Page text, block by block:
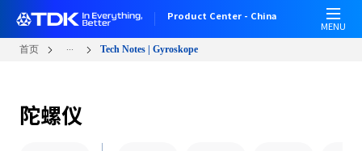
Product Center - China
MENU
首页 ... Tech Notes | Gyroskope
陀螺仪